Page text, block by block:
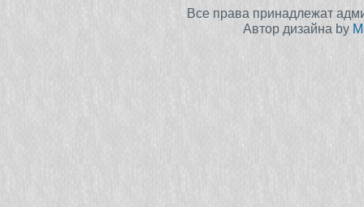
Все права принадлежат
Автор дизайна by